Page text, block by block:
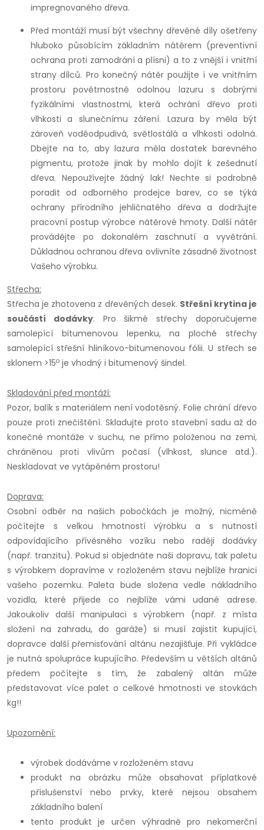
impregnovaného dřeva.
Před montáží musí být všechny dřevěné díly ošetřeny
hluboko působícím základním nátěrem (preventivní
ochrana proti zamodrání a plísni) a to z vnější i vnitřní
strany dílců. Pro konečný nátěr použijte i ve vnitřním
prostoru povětrnostně odolnou lazuru s dobrými
fyzikálními vlastnostmi, která ochrání dřevo proti
vlhkosti a slunečnímu záření. Lazura by měla být
zároveň voděodpudivá, světlostálá a vlhkosti odolná.
Dbejte na to, aby lazura měla dostatek barevného
pigmentu, protože jinak by mohlo dojít k zešednutí
dřeva. Nepoužívejte žádný lak! Nechte si podrobně
poradit od odborného prodejce barev, co se týká
ochrany přírodního jehličnatého dřeva a dodržujte
pracovní postup výrobce nátěrové hmoty. Další nátěr
provádějte po dokonalém zaschnutí a vyvětrání.
Důkladnou ochranou dřeva ovlivníte zásadně životnost
Vašeho výrobku.
Střecha:
Střecha je zhotovena z dřevěných desek. Střešní krytina je
součástí dodávky. Pro šikmé střechy doporučujeme
samolepící bitumenovou lepenku, na ploché střechy
samolepící střešní hliníkovo-bitumenovou fólii. U střech se
sklonem >15o je vhodný i bitumenový šindel.
Skladování před montáží:
Pozor, balík s materiálem není vodotěsný. Folie chrání dřevo
pouze proti znečištění. Skladujte proto stavební sadu až do
konečné montáže v suchu, ne přímo položenou na zemi,
chráněnou proti vlivům počasí (vlhkost, slunce atd.).
Neskladovat ve vytápěném prostoru!
Doprava:
Osobní odběr na našich pobočkách je možný, nicméně
počítejte s velkou hmotností výrobku a s nutností
odpovídajícího přívěsného vozíku nebo raději dodávky
(např. tranzitu). Pokud si objednáte naši dopravu, tak paletu
s výrobkem dopravíme v rozloženém stavu nejblíže hranici
vašeho pozemku. Paleta bude složena vedle nákladního
vozidla, které přijede co nejblíže vámi udané adrese.
Jakoukoliv další manipulaci s výrobkem (např. z místa
složení na zahradu, do garáže) si musí zajistit kupující,
dopravce další přemisťování altánu nezajišťuje. Při vykládce
je nutná spolupráce kupujícího. Především u větších altánů
předem počítejte s tím, že zabalený altán může
představovat více palet o celkové hmotnosti ve stovkách
kg!!
Upozornění:
výrobek dodáváme v rozloženém stavu
produkt na obrázku může obsahovat příplatkové
příslušenství nebo prvky, které nejsou obsahem
základního balení
tento produkt je určen výhradně pro nekomerční